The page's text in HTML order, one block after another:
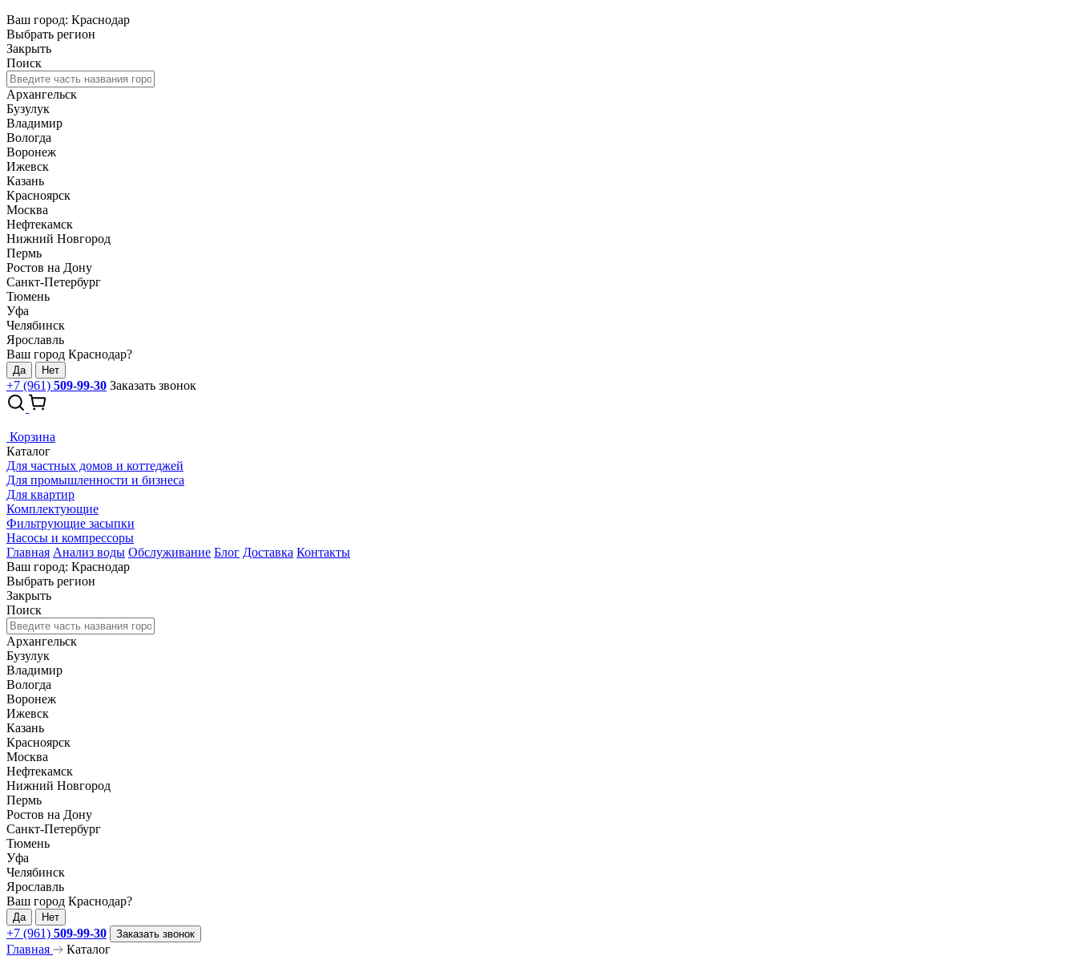
Ваш город: Краснодар
Выбрать регион
Закрыть
Поиск
Архангельск
Бузулук
Владимир
Вологда
Воронеж
Ижевск
Казань
Красноярск
Москва
Нефтекамск
Нижний Новгород
Пермь
Ростов на Дону
Санкт-Петербург
Тюмень
Уфа
Челябинск
Ярославль
Ваш город Краснодар?
Да Нет
+7 (961) 509-99-30 Заказать звонок
Корзина
Каталог
Для частных домов и коттеджей
Для промышленности и бизнеса
Для квартир
Комплектующие
Фильтрующие засыпки
Насосы и компрессоры
Главная Анализ воды Обслуживание Блог Доставка Контакты
Ваш город: Краснодар
Выбрать регион
Закрыть
Поиск
Архангельск
Бузулук
Владимир
Вологда
Воронеж
Ижевск
Казань
Красноярск
Москва
Нефтекамск
Нижний Новгород
Пермь
Ростов на Дону
Санкт-Петербург
Тюмень
Уфа
Челябинск
Ярославль
Ваш город Краснодар?
Да Нет
+7 (961) 509-99-30 Заказать звонок
Главная Каталог